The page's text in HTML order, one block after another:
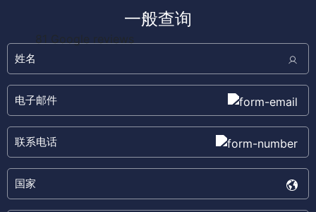
一般查询
81 Google reviews